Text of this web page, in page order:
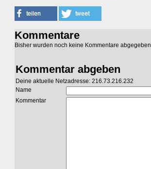
Kommentare
Bisher wurden noch keine Kommentare abgegeben.
Kommentar abgeben
Deine aktuelle Netzadresse: 216.73.216.232
Name
Kommentar